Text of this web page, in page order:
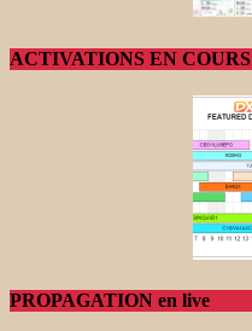
ACTIVATIONS EN COURS
PROPAGATION en live